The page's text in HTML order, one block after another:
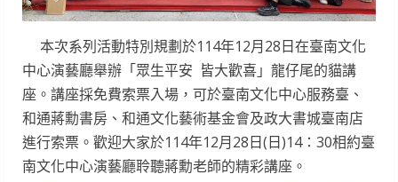
本次系列活動特別規劃於114年12月28日在臺南文化
中心演藝廳舉辦「眾生平安 皆大歡喜」龍仔尾的貓講
座。講座採免費索票入場，可於臺南文化中心服務臺、
和通蔣勳書房、和通文化藝術基金會及政大書城臺南店
進行索票。歡迎大家於114年12月28日(日)14：30相約臺
南文化中心演藝廳聆聽蔣勳老師的精彩講座。